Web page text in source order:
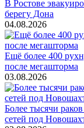
В Ростове
берегу Дона
04.08.2026
Ещё более 400
после мегашторма
03.08.2026
Более тысячи
сетей под